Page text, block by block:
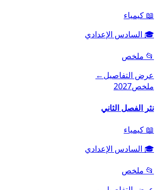
📖 كيمياء
🎓 السادس الإعدادي
📂 ملخص
عرض التفاصيل←
ملخص2027
نثر الفصل الثاني
📖 كيمياء
🎓 السادس الإعدادي
📂 ملخص